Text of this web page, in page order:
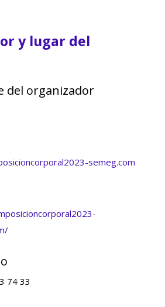
y lugar del
del organizador
semeg.com
74 33